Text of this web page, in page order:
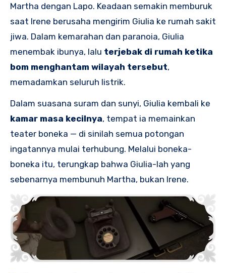
Martha dengan Lapo. Keadaan semakin memburuk
saat Irene berusaha mengirim Giulia ke rumah sakit
jiwa. Dalam kemarahan dan paranoia, Giulia
menembak ibunya, lalu terjebak di rumah ketika
bom menghantam wilayah tersebut,
memadamkan seluruh listrik.
Dalam suasana suram dan sunyi, Giulia kembali ke
kamar masa kecilnya, tempat ia memainkan
teater boneka — di sinilah semua potongan
ingatannya mulai terhubung. Melalui boneka-
boneka itu, terungkap bahwa Giulia-lah yang
sebenarnya membunuh Martha, bukan Irene.